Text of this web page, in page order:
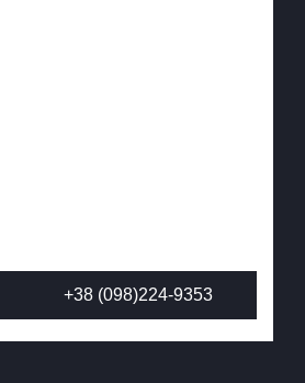
+38 (098)224-9353